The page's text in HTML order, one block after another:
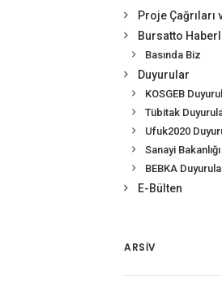
Proje Çağrıları
Bursatto
Basında Biz
Duyurular
KOSGEB
Tübitak
Ufuk2020
Sanayi
BEBKA
E-Bülten
ARSIV